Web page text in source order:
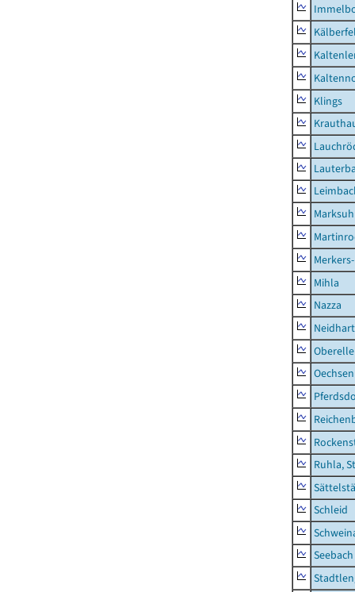
Klings
Mihla
Nazza
Oechsen
Ruhla,
Schleid
Seebach